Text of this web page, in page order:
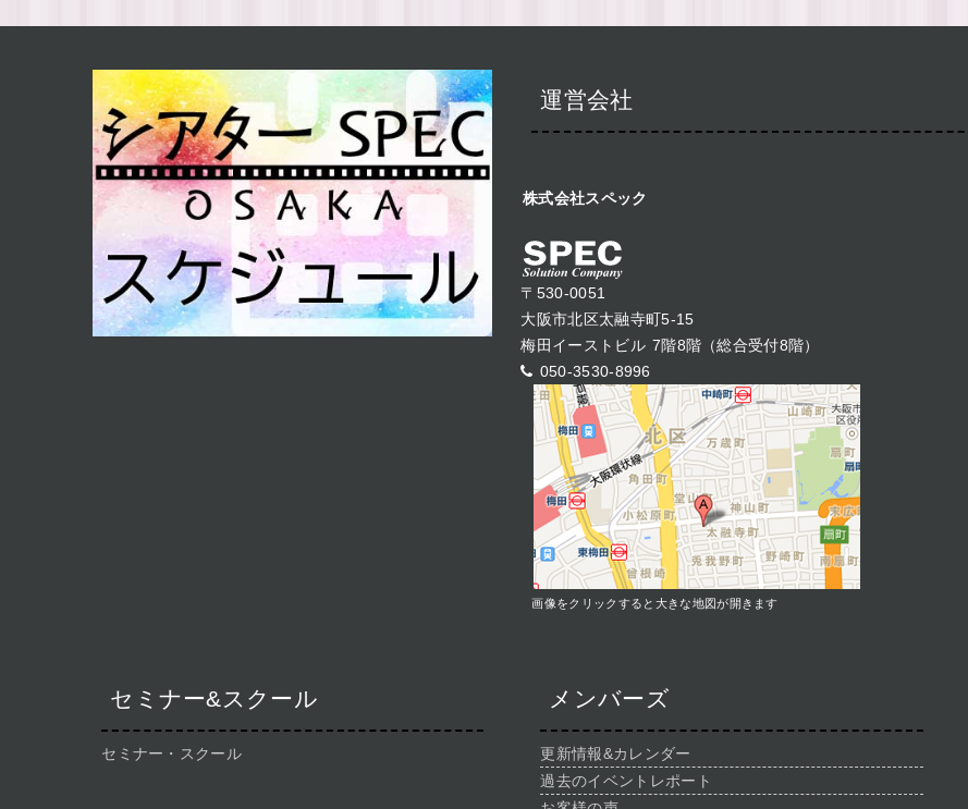
運営会社
株式会社スペック
〒530-0051
大阪市北区太融寺町5-15
梅田イーストビル 7階8階（総合受付8階）
050-3530-8996
画像をクリックすると大きな地図が開きます
セミナー&スクール
セミナー・スクール
メンバーズ
更新情報&カレンダー
過去のイベントレポート